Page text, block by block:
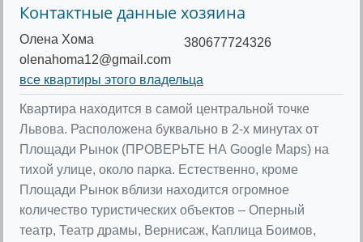
Контактные данные хозяина
Олена Хома
olenahoma12@gmail.com
380677724326
все квартиры этого владельца
Квартира находится в самой центральной точке
Львова. Расположена буквально в 2-х минутах от
Площади Рынок (ПРОВЕРЬТЕ НА Google Maps) на
тихой улице, около парка. Естественно, кроме
Площади Рынок вблизи находится огромное
количество туристических объектов – Оперный
театр, Театр драмы, Вернисаж, Каплица Боимов,